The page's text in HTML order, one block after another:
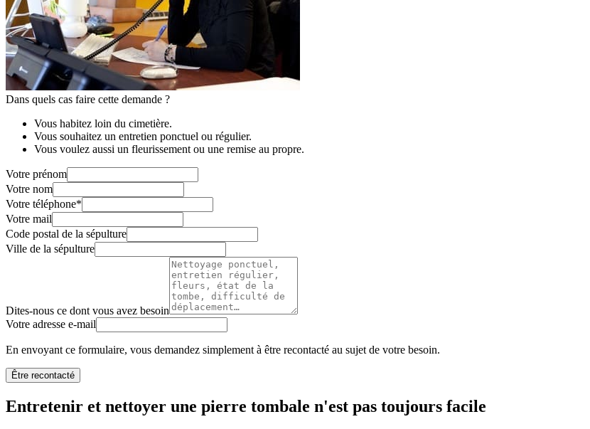
Dans quels cas faire cette demande ?
Vous habitez loin du cimetière.
Vous souhaitez un entretien ponctuel ou régulier.
Vous voulez aussi un fleurissement ou une remise au propre.
Votre prénom
Votre nom
Votre téléphone*
Votre mail
Code postal de la sépulture
Ville de la sépulture
Dites-nous ce dont vous avez besoin
Votre adresse e-mail
En envoyant ce formulaire, vous demandez simplement à être recontacté au sujet de votre besoin.
Être recontacté
Entretenir et nettoyer une pierre tombale n'est pas toujours facile